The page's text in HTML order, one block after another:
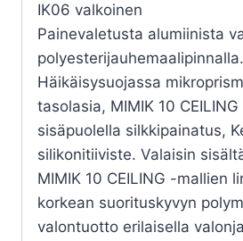
IK06 valkoinen
Painevaletusta alumiinista
polyesterijauhemaalipinnalla.
Häikäisysuojassa
tasolasia, MIMIK 10
sisäpuolella silkkipainatus,
silikonitiiviste. Valaisin
MIMIK 10 CEILING -mallien
korkean suorituskyvyn
valontuotto erilaisella